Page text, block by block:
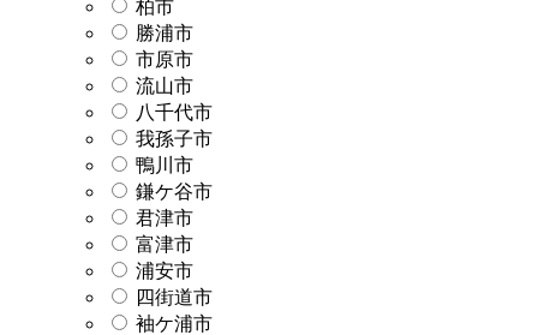
柏市
勝浦市
市原市
流山市
八千代市
我孫子市
鴨川市
鎌ケ谷市
君津市
富津市
浦安市
四街道市
袖ケ浦市